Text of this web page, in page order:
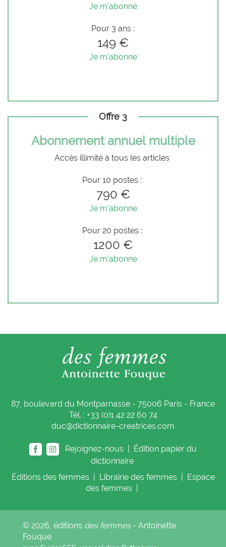
Je m'abonne
Pour 3 ans :
149 €
Je m'abonne
Offre 3
Abonnement annuel multiple
Accès illimité à tous les articles
Pour 10 postes :
790 €
Je m'abonne
Pour 20 postes :
1200 €
Je m'abonne
87, boulevard du Montparnasse - 75006 Paris - France
Tél. : +33 (0)1 42 22 60 74
duc@dictionnaire-creatrices.com
Rejoignez-nous |
Édition papier du
dictionnaire
Éditions des femmes Librairie des femmes
Espace
des femmes
© 2026, éditions des femmes- Antoinette
Fouque